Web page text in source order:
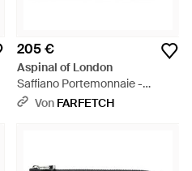
205 €
Aspinal of London
Saffiano Portemonnaie -
Schwarz
Von FARFETCH